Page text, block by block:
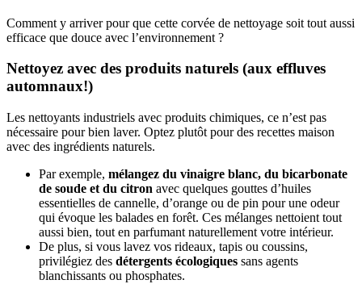
Comment y arriver pour que cette corvée de nettoyage soit tout aussi
efficace que douce avec l’environnement ?
Nettoyez avec des produits naturels (aux effluves
automnaux!)
Les nettoyants industriels avec produits chimiques, ce n’est pas
nécessaire pour bien laver. Optez plutôt pour des recettes maison
avec des ingrédients naturels.
Par exemple, mélangez du vinaigre blanc, du bicarbonate
de soude et du citron avec quelques gouttes d’huiles
essentielles de cannelle, d’orange ou de pin pour une odeur
qui évoque les balades en forêt. Ces mélanges nettoient tout
aussi bien, tout en parfumant naturellement votre intérieur.
De plus, si vous lavez vos rideaux, tapis ou coussins,
privilégiez des détergents écologiques sans agents
blanchissants ou phosphates.